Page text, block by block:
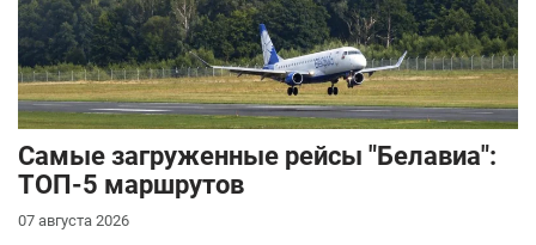
Самые загруженные рейсы "Белавиа":
ТОП-5 маршрутов
07 августа 2026